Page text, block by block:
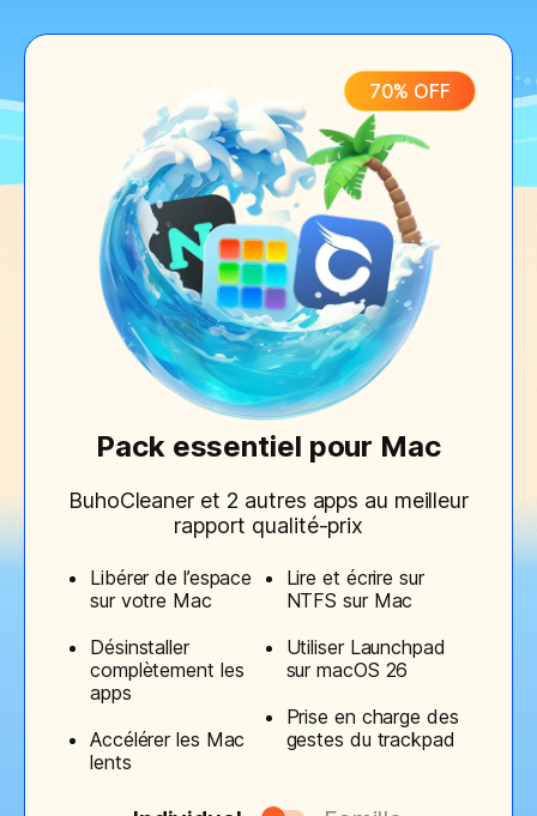
remboursement
70% OFF
Pack essentiel pour Mac
BuhoCleaner et 2 autres apps au meilleur
rapport qualité-prix
Libérer de l’espace
sur votre Mac
Désinstaller
complètement les
apps
Accélérer les Mac
lents
Lire et écrire sur
NTFS sur Mac
Utiliser Launchpad
sur macOS 26
Prise en charge des
gestes du trackpad